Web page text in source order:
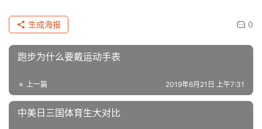
0
生成海报
跑步为什么要戴运动手表
上一篇 2019年6月21日 上午7:31
中美日三国体育生大对比